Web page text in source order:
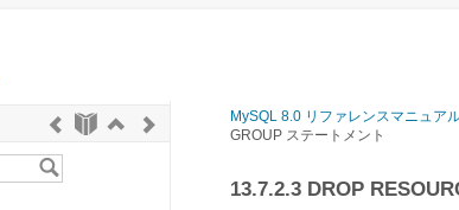
MySQL 8.0 リファレンスマニュア
GROUP ステートメント
13.7.2.3 DROP